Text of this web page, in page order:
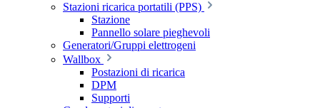
Stazioni ricarica portatili (PPS)
Stazione
Pannello solare pieghevoli
Generatori/Gruppi elettrogeni
Wallbox
Postazioni di ricarica
DPM
Supporti